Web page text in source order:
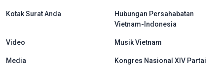
Kotak Surat Anda
Hubungan Persahabatan
Vietnam-Indonesia
Video Musik Vietnam
Media
Kongres Nasional XIV Partai